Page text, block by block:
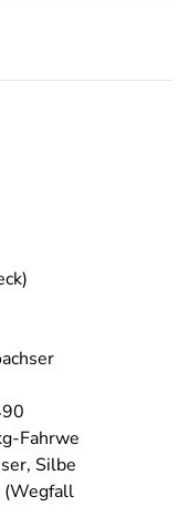
Fahrwe
Silbe
(Wegfall